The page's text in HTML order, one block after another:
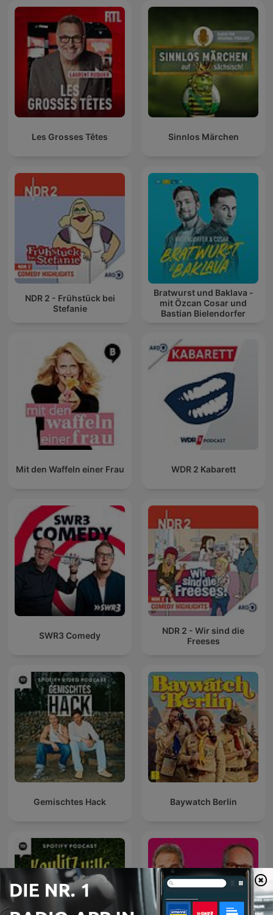
Les Grosses Têtes Sinnlos Märchen
NDR 2 - Frühstück bei
Stefanie
Bratwurst und Baklava -
mit Özcan Cosar und
Bastian Bielendorfer
Mit den Waffeln einer Frau WDR 2 Kabarett
SWR3 Comedy
NDR 2 - Wir sind die
Freeses
Gemischtes Hack Baywatch Berlin